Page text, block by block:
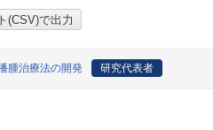
腫治療法の開発 研究代表者